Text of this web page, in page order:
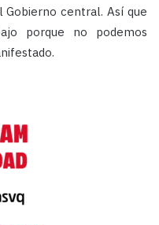
central. Así que
porque no podemos